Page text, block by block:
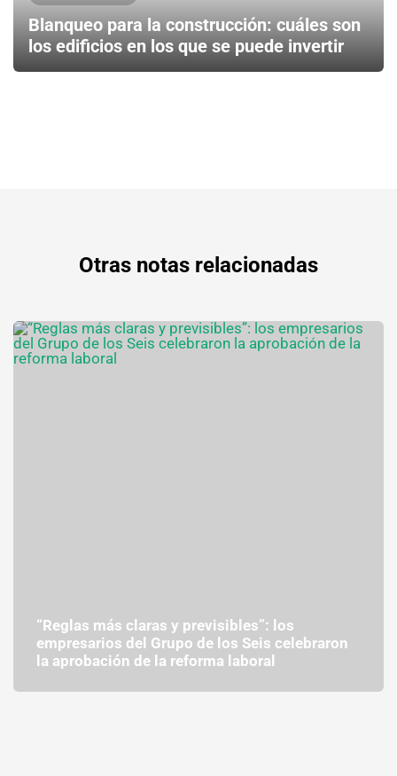
Blanqueo para la construcción: cuáles son
los edificios en los que se puede invertir
Otras notas relacionadas
“Reglas más claras y previsibles”: los
empresarios del Grupo de los Seis celebraron
la aprobación de la reforma laboral